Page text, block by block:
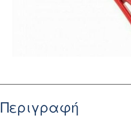
Περιγραφή